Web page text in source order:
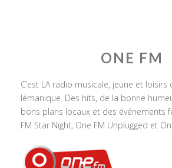
ONE FM
C’est LA radio musicale, jeune et loisirs
lémanique. Des hits, de la bonne
bons plans locaux et des événements
FM Star Night, One FM Unplugged et